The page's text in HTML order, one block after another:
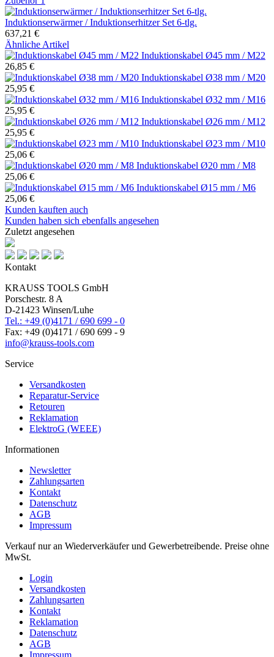
Induktionserwärmer / Induktionserhitzer Set 6-tlg.
637,21 €
Ähnliche Artikel
Induktionskabel Ø45 mm / M22
26,85 €
Induktionskabel Ø38 mm / M20
25,95 €
Induktionskabel Ø32 mm / M16
25,95 €
Induktionskabel Ø26 mm / M12
25,95 €
Induktionskabel Ø23 mm / M10
25,06 €
Induktionskabel Ø20 mm / M8
25,06 €
Induktionskabel Ø15 mm / M6
25,06 €
Kunden kauften auch
Kunden haben sich ebenfalls angesehen
Zuletzt angesehen
Kontakt
KRAUSS TOOLS GmbH
Porschestr. 8 A
D-21423 Winsen/Luhe
Tel.: +49 (0)4171 / 690 699 - 0
Fax: +49 (0)4171 / 690 699 - 9
info@krauss-tools.com
Service
Versandkosten
Reparatur-Service
Retouren
Reklamation
ElektroG (WEEE)
Informationen
Newsletter
Zahlungsarten
Kontakt
Datenschutz
AGB
Impressum
Verkauf nur an Wiederverkäufer und Gewerbetreibende. Preise ohne
MwSt.
Login
Versandkosten
Zahlungsarten
Kontakt
Reklamation
Datenschutz
AGB
Impressum